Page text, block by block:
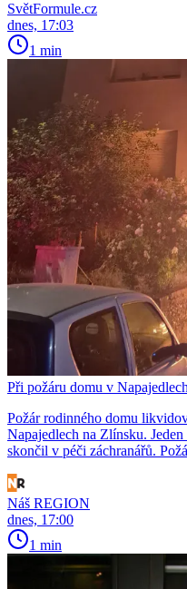
SvětFormule.cz
dnes, 17:03
1 min
Při požáru domu v
Požár rodinného domu
Napajedlech na Zlínsku.
skončil v péči záchranářů.
Náš REGION
dnes, 17:00
1 min